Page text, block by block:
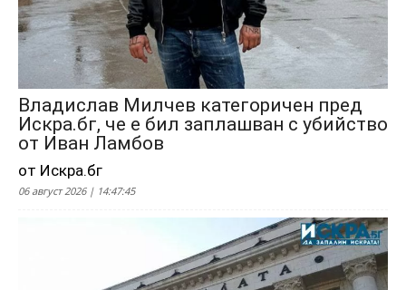
Владислав Милчев категоричен пред
Искра.бг, че е бил заплашван с убийство
от Иван Ламбов
от Искра.бг
06 август 2026 | 14:47:45